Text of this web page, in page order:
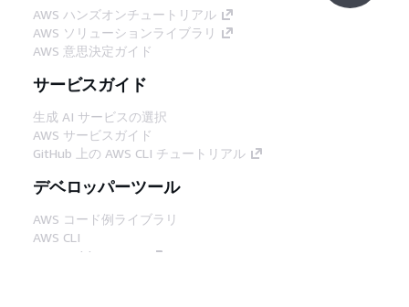
AWS ハンズオンチュートリアル
AWS ソリューションライブラリ
AWS 意思決定ガイド
サービスガイド
生成 AI サービスの選択
AWS サービスガイド
GitHub 上の AWS CLI チュートリアル
デベロッパーツール
AWS コード例ライブラリ
AWS CLI
AWS Builder Center